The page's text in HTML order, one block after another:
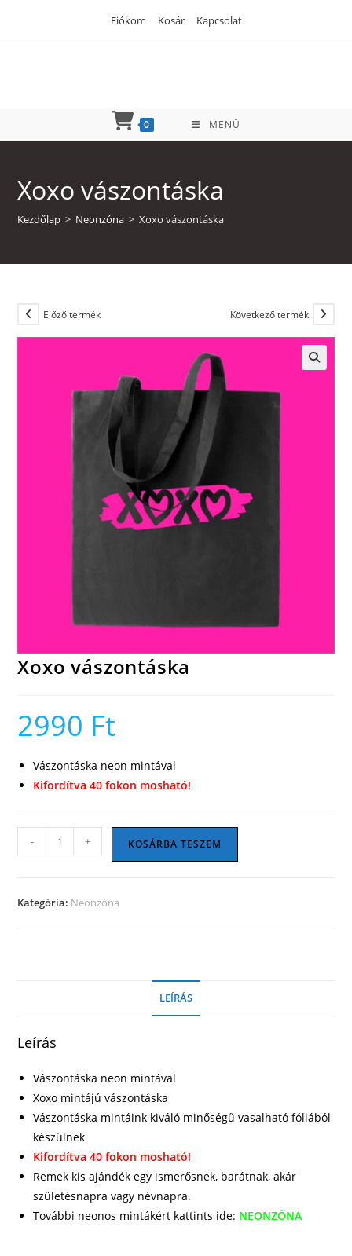
Fiókom Kosár Kapcsolat
0 MENÜ
Xoxo vászontáska
Kezdőlap > Neonzóna > Xoxo vászontáska
Előző termék Következő termék
Xoxo vászontáska
2990 Ft
Vászontáska neon mintával
Kifordítva 40 fokon mosható!
vászontáska
- + KOSÁRBA TESZEM
Kategória: Neonzóna
LEÍRÁS
Leírás
Vászontáska neon mintával
Xoxo mintájú vászontáska
Vászontáska mintáink kiváló minőségű vasalható fóliából
készülnek
Kifordítva 40 fokon mosható!
Remek kis ajándék egy ismerősnek, barátnak, akár
születésnapra vagy névnapra.
További neonos mintákért kattints ide: NEONZÓNA